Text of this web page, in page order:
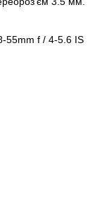
55mm f / 4-5.6 IS